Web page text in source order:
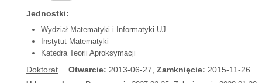
Jednostki:
Wydział Matematyki i Informatyki UJ
Instytut Matematyki
Katedra Teorii Aproksymacji
Doktorat Otwarcie: 2013-06-27, Zamknięcie: 2015-11-26